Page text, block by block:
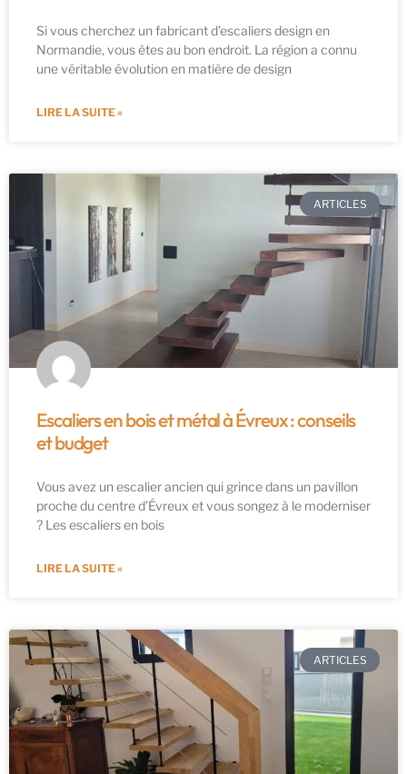
Si vous cherchez un fabricant d’escaliers design en
Normandie, vous êtes au bon endroit. La région a connu
une véritable évolution en matière de design
LIRE LA SUITE »
ARTICLES
Escaliers en bois et métal à Évreux : conseils
et budget
Vous avez un escalier ancien qui grince dans un pavillon
proche du centre d’Évreux et vous songez à le moderniser
? Les escaliers en bois
LIRE LA SUITE »
ARTICLES